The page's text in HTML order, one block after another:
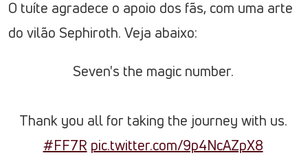
O tuíte agradece o apoio dos fãs, com uma arte
do vilão Sephiroth. Veja abaixo:
Seven's the magic number.
Thank you all for taking the journey with us.
#FF7R pic.twitter.com/9p4NcAZpX8